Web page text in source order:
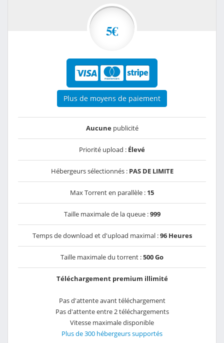
5€
Plus de moyens de paiement
Aucunepublicité
Priorité upload : Élevé
Hébergeurs sélectionnés : PAS DE LIMITE
Max Torrent en parallèle : 15
Taille maximale de la queue :999
Temps de download et d'upload maximal :96 Heures
Taille maximale du torrent :500 Go
Téléchargement premium illimité
Pas d'attente avant téléchargement
Pas d'attente entre 2 téléchargements
Vitesse maximale disponible
Plus de 300 hébergeurs supportés